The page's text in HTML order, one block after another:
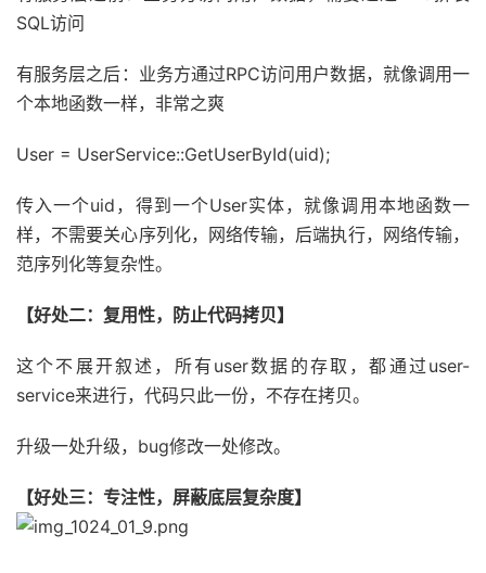
SQL访问
有服务层之后：业务方通过RPC访问用户数据，就像调用一
个本地函数一样，非常之爽
User = UserService::GetUserById(uid);
传入一个uid，得到一个User实体，就像调用本地函数一
样，不需要关心序列化，网络传输，后端执行，网络传输，
范序列化等复杂性。
【好处二：复用性，防止代码拷贝】
这个不展开叙述，所有user数据的存取，都通过user-
service来进行，代码只此一份，不存在拷贝。
升级一处升级，bug修改一处修改。
【好处三：专注性，屏蔽底层复杂度】